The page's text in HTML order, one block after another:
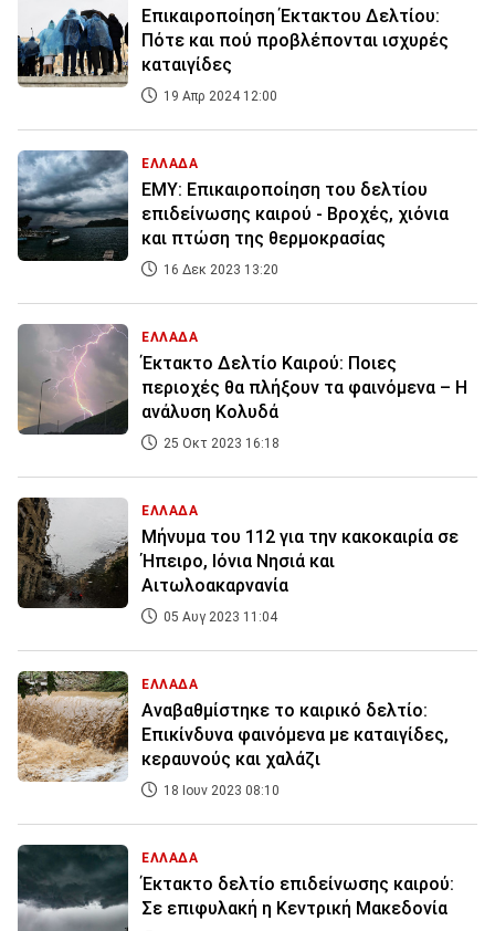
Επικαιροποίηση Έκτακτου Δελτίου:
Πότε και πού προβλέπονται ισχυρές
καταιγίδες
19 Απρ 2024 12:00
ΕΛΛΑΔΑ
ΕΜΥ: Επικαιροποίηση του δελτίου
επιδείνωσης καιρού - Βροχές, χιόνια
και πτώση της θερμοκρασίας
16 Δεκ 2023 13:20
ΕΛΛΑΔΑ
Έκτακτο Δελτίο Καιρού: Ποιες
περιοχές θα πλήξουν τα φαινόμενα – Η
ανάλυση Κολυδά
25 Οκτ 2023 16:18
ΕΛΛΑΔΑ
Μήνυμα του 112 για την κακοκαιρία σε
Ήπειρο, Ιόνια Νησιά και
Αιτωλοακαρνανία
05 Αυγ 2023 11:04
ΕΛΛΑΔΑ
Αναβαθμίστηκε το καιρικό δελτίο:
Επικίνδυνα φαινόμενα με καταιγίδες,
κεραυνούς και χαλάζι
18 Ιουν 2023 08:10
ΕΛΛΑΔΑ
Έκτακτο δελτίο επιδείνωσης καιρού:
Σε επιφυλακή η Κεντρική Μακεδονία